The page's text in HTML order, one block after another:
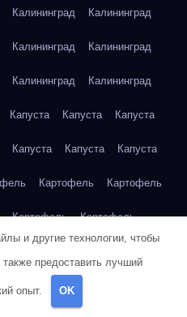
Калининград Калининград
Калининград Калининград
Калининград Калининград
Капуста Капуста Капуста
Капуста Капуста Капуста
Картофель Картофель
Картофель Картофель
Кейптаун
и другие технологии, чтобы
предоставить лучший
опыт. OK